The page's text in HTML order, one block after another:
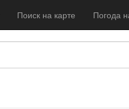
Поиск на карте Погода